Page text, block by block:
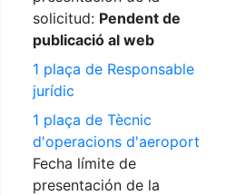
solicitud: Pendent de
publicació al web
1 plaça de Responsable
jurídic
1 plaça de Tècnic
d'operacions d'aeroport
Fecha límite de
presentación de la